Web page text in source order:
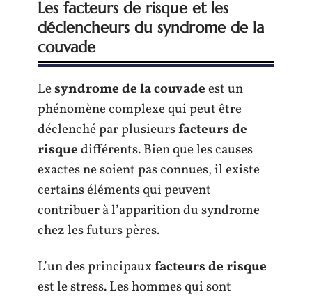
Les facteurs de risque et les
déclencheurs du syndrome de la
couvade
Lesyndrome de la couvadeest un
phénomène complexe qui peut être
déclenché par plusieursfacteurs de
risquedifférents. Bien que les causes
exactes ne soient pas connues, il existe
certains éléments qui peuvent
contribuer à l’apparition du syndrome
chez les futurs pères.
L’un des principauxfacteurs de risque
est le stress. Les hommes qui sont